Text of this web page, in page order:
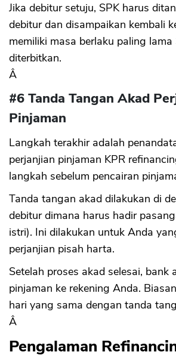
Jika debitur setuju, SPK harus
debitur dan disampaikan kembali
memiliki masa berlaku paling
diterbitkan.
Â
#6 Tanda Tangan Akad
Pinjaman
Langkah terakhir adalah
perjanjian pinjaman KPR
langkah sebelum pencairan
Tanda tangan akad dilakukan di
debitur dimana harus hadir
istri). Ini dilakukan untuk Anda
perjanjian pisah harta.
Setelah proses akad selesai, bank
pinjaman ke rekening Anda.
hari yang sama dengan tanda
Â
Pengalaman